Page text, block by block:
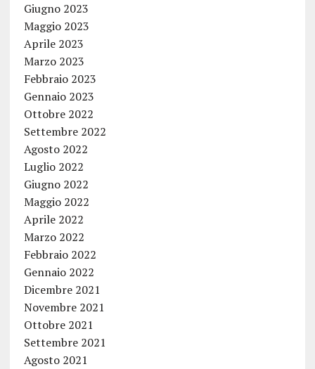
Giugno 2023
Maggio 2023
Aprile 2023
Marzo 2023
Febbraio 2023
Gennaio 2023
Ottobre 2022
Settembre 2022
Agosto 2022
Luglio 2022
Giugno 2022
Maggio 2022
Aprile 2022
Marzo 2022
Febbraio 2022
Gennaio 2022
Dicembre 2021
Novembre 2021
Ottobre 2021
Settembre 2021
Agosto 2021